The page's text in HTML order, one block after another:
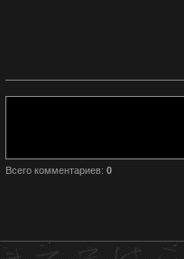
Всего комментариев: 0